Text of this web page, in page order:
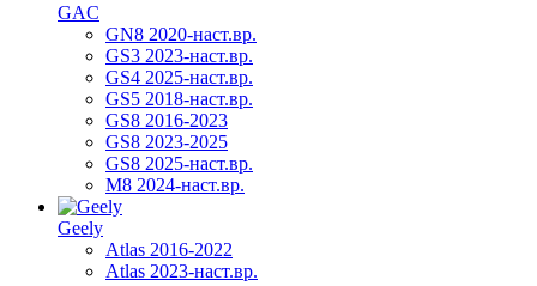
GAC
GN8 2020-наст.вр.
GS3 2023-наст.вр.
GS4 2025-наст.вр.
GS5 2018-наст.вр.
GS8 2016-2023
GS8 2023-2025
GS8 2025-наст.вр.
M8 2024-наст.вр.
Geely
Atlas 2016-2022
Atlas 2023-наст.вр.